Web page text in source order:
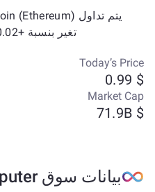
تغير بنسبة +0.02% خلال الأيام السبعة الماضية.
Today’s Price
$ 0.99
Market Cap
$ 71.9B
بيانات سوق Internet Computer